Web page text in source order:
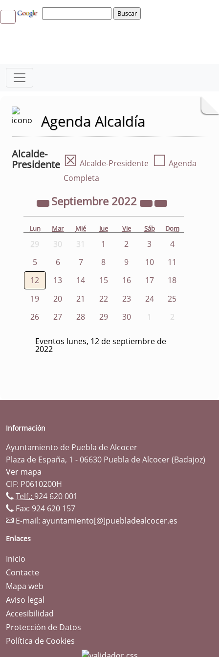
Agenda Alcaldía
Alcalde-
Presidente ☒ Alcalde-Presidente ☐ Agenda
Completa
Septiembre 2022
Lun Mar Mié Jue Vie Sáb Dom
29 30 31 1 2 3
4
5
6 7 8 9 10
11
12
13 14 15 16 17
18
19
20 21 22 23 24
25
26
27 28 29 30 1 2
Eventos lunes, 12 de septiembre de
2022
Información
Ayuntamiento de Puebla de Alcocer
Plaza de España, 1 - 06630 Puebla de Alcocer (Badajoz)
Ver mapa
CIF: P0610200H
Telf.: 924 620 001
Fax: 924 620 157
E-mail: ayuntamiento[@]puebladealcocer.es
Enlaces
Inicio
Contacte
Mapa web
Aviso legal
Accesibilidad
Protección de Datos
Política de Cookies